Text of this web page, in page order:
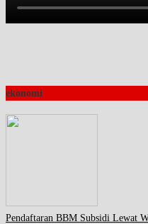
ekonomi
Pendaftaran BBM Subsidi Lewat